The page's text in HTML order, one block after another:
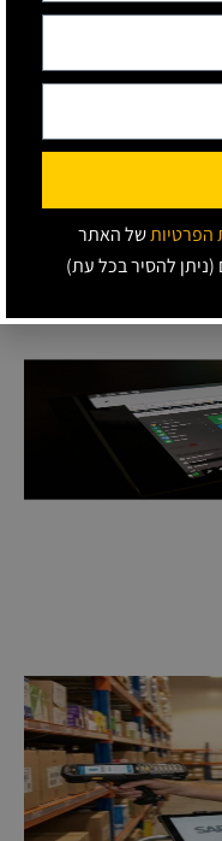
הפרטיותשל האתר
(ניתן להסיר בכל עת)